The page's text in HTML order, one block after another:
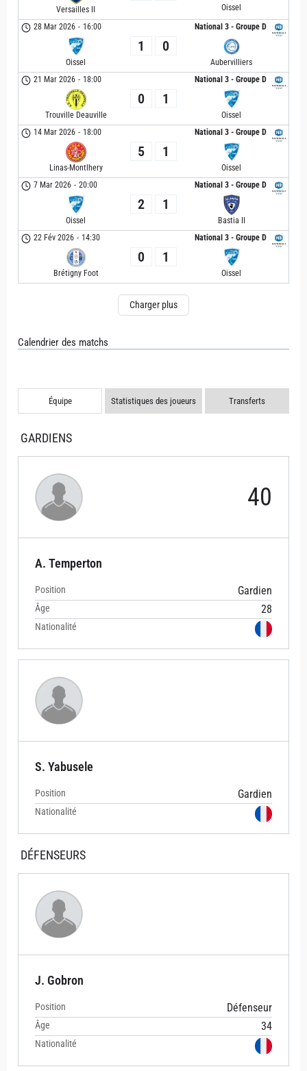
Versailles II Oissel
National 3 - Groupe D
28 Mar 2026 - 16:00
Oissel
1 0
Aubervilliers
National 3 - Groupe D
21 Mar 2026 - 18:00
Trouville Deauville
0 1
Oissel
National 3 - Groupe D
14 Mar 2026 - 18:00
Linas-Montlhery
5 1
Oissel
National 3 - Groupe D
7 Mar 2026 - 20:00
Oissel
2 1
Bastia II
National 3 - Groupe D
22 Fév 2026 - 14:30
Brétigny Foot
0 1
Oissel
Charger plus
Calendrier des matchs
Équipe Statistiques des joueurs Transferts
GARDIENS
40
A. Temperton
Position Gardien
Âge 28
Nationalité
S. Yabusele
Position Gardien
Nationalité
DÉFENSEURS
J. Gobron
Position Défenseur
Âge 34
Nationalité